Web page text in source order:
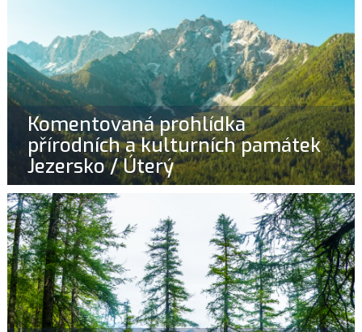
Komentovaná prohlídka
přírodních a kulturních památek
Jezersko / Úterý